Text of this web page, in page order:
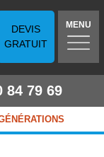
DEVIS
GRATUIT
MENU
84 79 69